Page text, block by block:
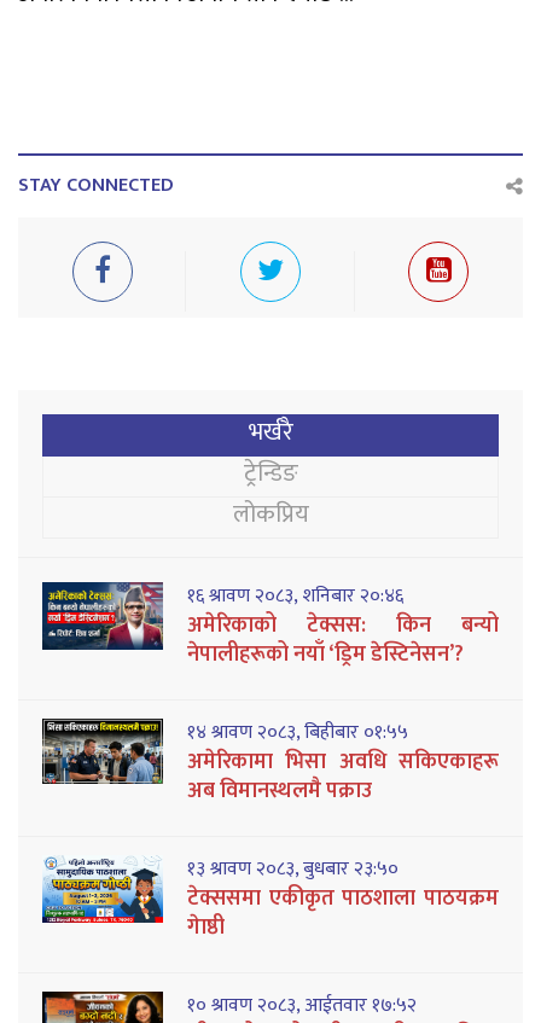
STAY CONNECTED
भर्खरै
ट्रेन्डिङ
लोकप्रिय
१६ श्रावण २०८३, शनिबार २०:४६
अमेरिकाको टेक्सस: किन बन्यो
नेपालीहरूको नयाँ ‘ड्रिम डेस्टिनेसन’?
१४ श्रावण २०८३, बिहीबार ०१:५५
अमेरिकामा भिसा अवधि सकिएकाहरू
अब विमानस्थलमै पक्राउ
१३ श्रावण २०८३, बुधबार २३:५०
टेक्ससमा एकीकृत पाठशाला पाठयक्रम
गेाष्ठी
१० श्रावण २०८३, आईतवार १७:५२